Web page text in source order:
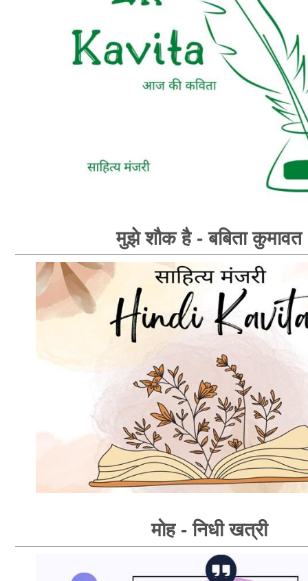
मुझे शौक है - बबिता कुमावत
मोह - निधी खत्री